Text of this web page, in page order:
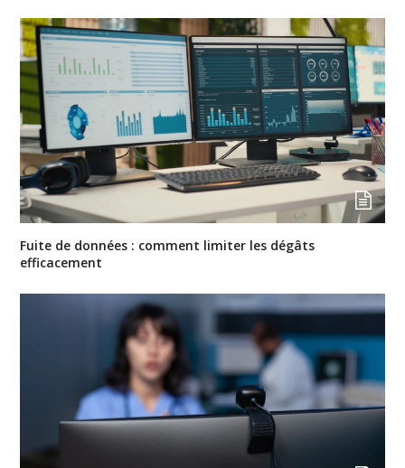
Fuite de données : comment limiter les dégâts
efficacement